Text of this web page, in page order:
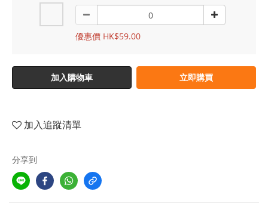
優惠價 HK$59.00
加入購物車 立即購買
加入追蹤清單
分享到